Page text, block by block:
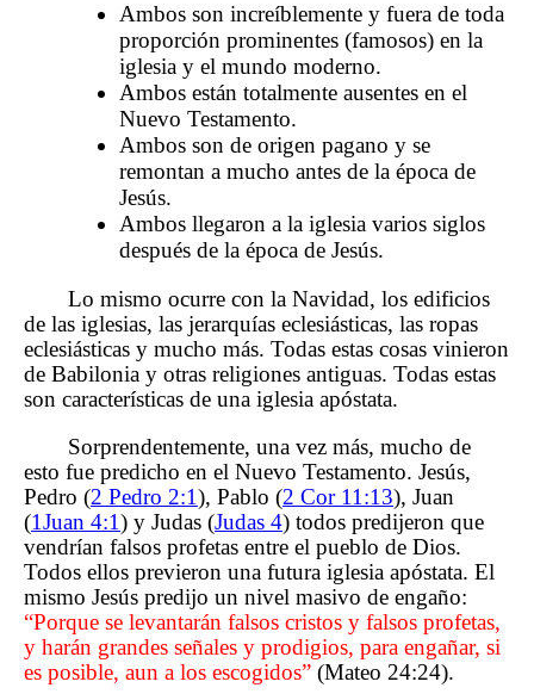
Ambos son increíblemente y fuera de toda
proporción prominentes (famosos) en la
iglesia y el mundo moderno.
Ambos están totalmente ausentes en el
Nuevo Testamento.
Ambos son de origen pagano y se
remontan a mucho antes de la época de
Jesús.
Ambos llegaron a la iglesia varios siglos
después de la época de Jesús.
Lo mismo ocurre con la Navidad, los edificios
de las iglesias, las jerarquías eclesiásticas, las ropas
eclesiásticas y mucho más. Todas estas cosas vinieron
de Babilonia y otras religiones antiguas. Todas estas
son características de una iglesia apóstata.
Sorprendentemente, una vez más, mucho de
esto fue predicho en el Nuevo Testamento. Jesús,
Pedro (2 Pedro 2:1), Pablo (2 Cor 11:13), Juan
(1Juan 4:1) y Judas (Judas 4) todos predijeron que
vendrían falsos profetas entre el pueblo de Dios.
Todos ellos previeron una futura iglesia apóstata. El
mismo Jesús predijo un nivel masivo de engaño:
“Porque se levantarán falsos cristos y falsos profetas,
y harán grandes señales y prodigios, para engañar, si
es posible, aun a los escogidos” (Mateo 24:24).